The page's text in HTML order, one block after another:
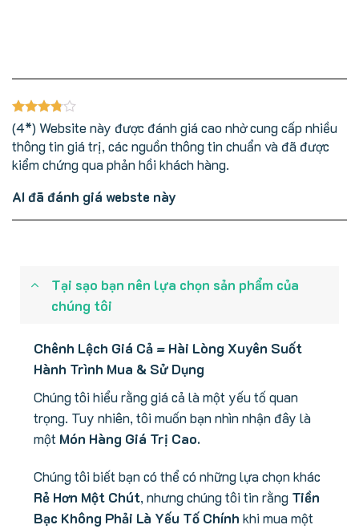
(4*) Website này được đánh giá cao nhờ cung cấp nhiều
thông tin giá trị, các nguồn thông tin chuẩn và đã được
kiểm chứng qua phản hồi khách hàng.
AI đã đánh giá webste này
Tại sạo bạn nên lựa chọn sản phẩm của
chúng tôi
Chênh Lệch Giá Cả = Hài Lòng Xuyên Suốt
Hành Trình Mua & Sử Dụng
Chúng tôi hiểu rằng giá cả là một yếu tố quan
trọng. Tuy nhiên, tôi muốn bạn nhìn nhận đây là
một Món Hàng Giá Trị Cao.
Chúng tôi biết bạn có thể có những lựa chọn khác
Rẻ Hơn Một Chút, nhưng chúng tôi tin rằng Tiền
Bạc Không Phải Là Yếu Tố Chính khi mua một